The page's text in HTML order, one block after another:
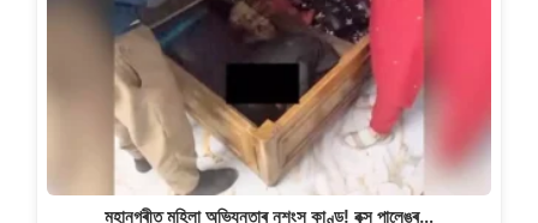
মহানগৰীত মহিলা অভিযন্তাৰ নৃশংস কাণ্ড! বক্স পালেঙৰ…